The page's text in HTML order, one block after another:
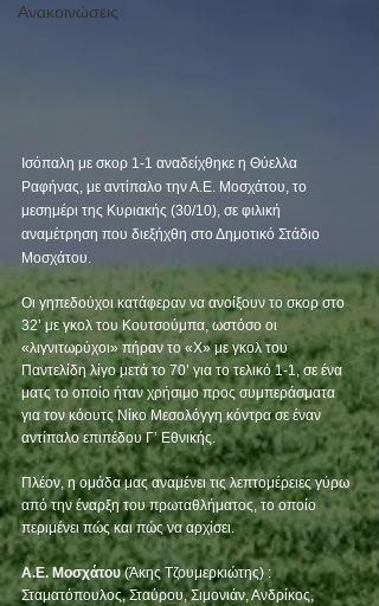
Ανακοινώσεις
Ισόπαλη με σκορ 1-1 αναδείχθηκε η Θύελλα
Ραφήνας, με αντίπαλο την Α.Ε. Μοσχάτου, το
μεσημέρι της Κυριακής (30/10), σε φιλική
αναμέτρηση που διεξήχθη στο Δημοτικό Στάδιο
Μοσχάτου.
Οι γηπεδούχοι κατάφεραν να ανοίξουν το σκορ στο
32’ με γκολ του Κουτσούμπα, ωστόσο οι
«λιγνιτωρύχοι» πήραν το «Χ» με γκολ του
Παντελίδη λίγο μετά το 70’ για το τελικό 1-1, σε ένα
ματς το οποίο ήταν χρήσιμο προς συμπεράσματα
για τον κόουτς Νίκο Μεσολόγγη κόντρα σε έναν
αντίπαλο επιπέδου Γ’ Εθνικής.
Πλέον, η ομάδα μας αναμένει τις λεπτομέρειες γύρω
από την έναρξη του πρωταθλήματος, το οποίο
περιμένει πώς και πώς να αρχίσει.
Α.Ε. Μοσχάτου (Άκης Τζουμερκιώτης) :
Σταματόπουλος, Σταύρου, Σιμονιάν, Ανδρίκος,